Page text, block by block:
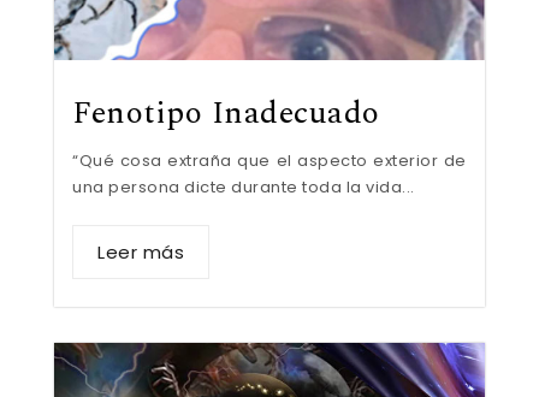
Fenotipo Inadecuado
“Qué cosa extraña que el aspecto exterior de
una persona dicte durante toda la vida...
Leer más